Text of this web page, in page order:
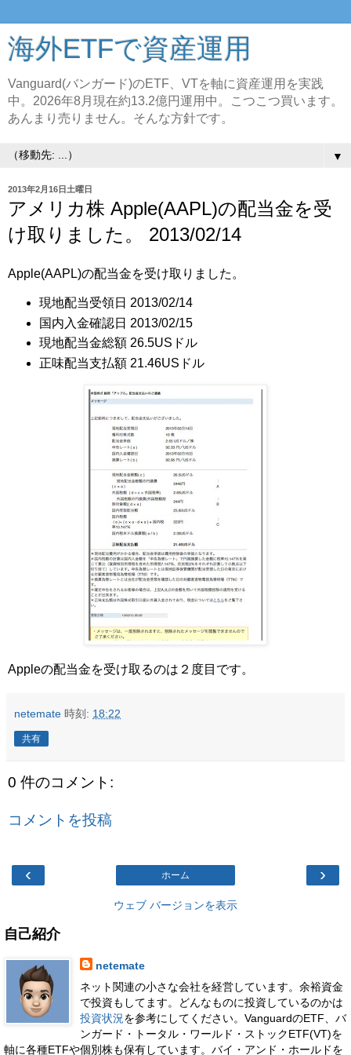
海外ETFで資産運用
Vanguard(バンガード)のETF、VTを軸に資産運用を実践
中。2026年8月現在約13.2億円運用中。こつこつ買います。
あんまり売りません。そんな方針です。
▼
2013年2月16日土曜日
アメリカ株 Apple(AAPL)の配当金を受
け取りました。 2013/02/14
Apple(AAPL)の配当金を受け取りました。
現地配当受領日 2013/02/14
国内入金確認日 2013/02/15
現地配当金総額 26.5USドル
正味配当支払額 21.46USドル
Appleの配当金を受け取るのは２度目です。
netemate 時刻: 18:22
共有
0 件のコメント:
コメントを投稿
‹ ›
ホーム
ウェブ バージョンを表示
自己紹介
netemate
ネット関連の小さな会社を経営しています。余裕資金
で投資もしてます。どんなものに投資しているのかは
投資状況を参考にしてください。VanguardのETF、バ
ンガード・トータル・ワールド・ストックETF(VT)を
軸に各種ETFや個別株も保有しています。バイ・アンド・ホールドを